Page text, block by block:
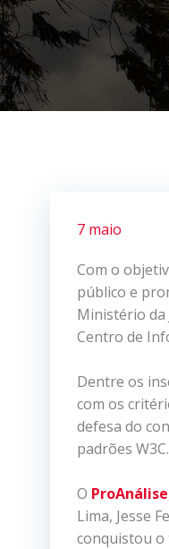
7 maio
Com o
público e
Ministério da
Centro de
Dentre os
com os
defesa do
padrões W3C.
O ProAnálise
Lima, Jesse
conquistou o